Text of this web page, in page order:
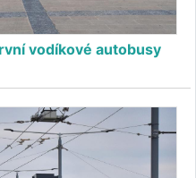
vodíkové autobusy